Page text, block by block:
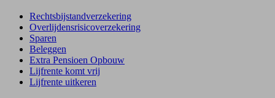
Rechtsbijstand­verzekering
Overlijdensrisico­verzekering
Sparen
Beleggen
Extra Pensioen Opbouw
Lijfrente komt vrij
Lijfrente uitkeren